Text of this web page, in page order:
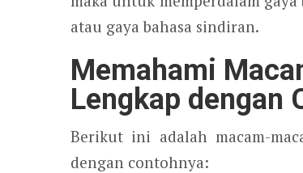
atau gaya bahasa sindiran.
Memahami
Lengkap dengan
Berikut ini adalah macam-
dengan contohnya: